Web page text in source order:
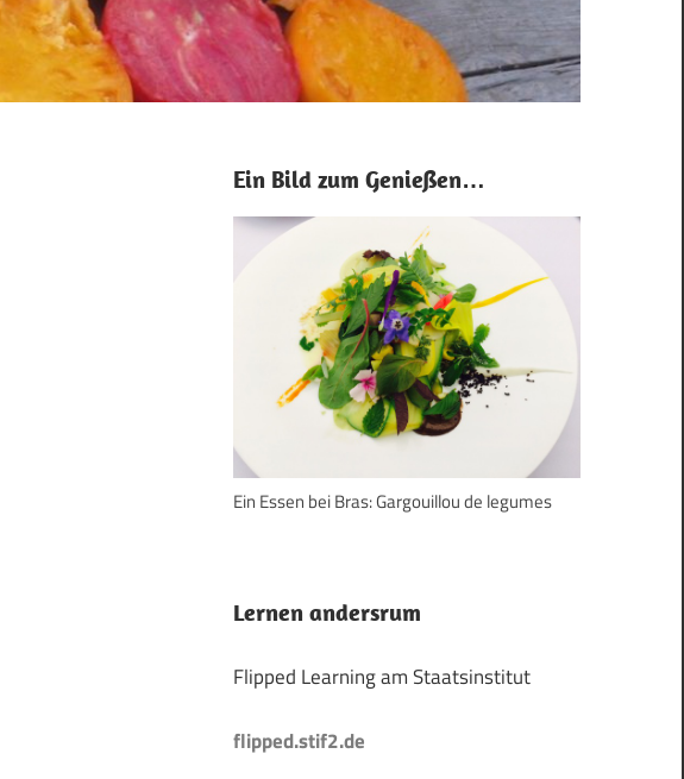
Ein Bild zum Genießen…
Ein Essen bei Bras: Gargouillou de legumes
Lernen andersrum
Flipped Learning am Staatsinstitut
flipped.stif2.de